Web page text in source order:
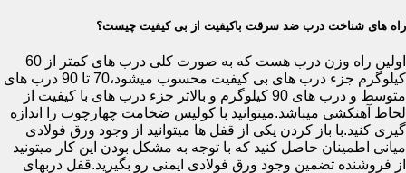
راه های شناخت درب ضد سرقت باکیفیت از بی کیفیت چیست؟
اولین راه وزن درب هست که به صورت کلی درب های کمتر از 60
کیلوگرم جزء درب های بی کیفیت محسوب میشود،70 تا 90 درب های
متوسط و درب های 90 کیلوگرم و بالاتر جزء درب های با کیفیت از
لحاظ آهنکشی میباشد.میتوانید با کولیس ضخامت چهارچوب را اندازه
گیری کنید.با باز کردن یکی از قفل ها میتوانید از وجود ورق فولادی
میانی اطمینان حاصل کنید که با توجه به مشکل بودن این کار میتونید
از فروشنده تضمین وجود ورق فولادی ایمنی رو بگیرید.قفل دربهای